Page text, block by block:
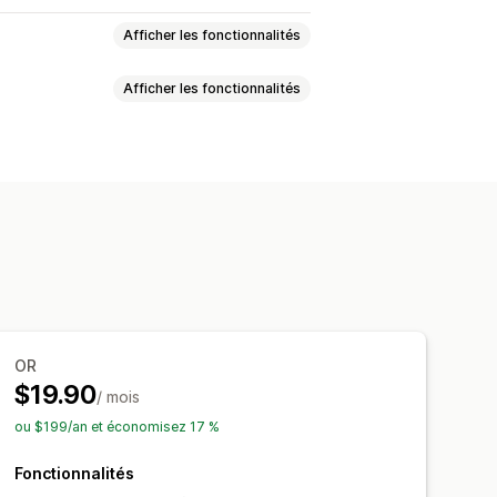
Afficher les fonctionnalités
Mises à jour automatiques
Afficher les fonctionnalités
pourcentage
OR
$19.90/ mois
ou $199/an et économisez 17 %
Fonctionnalités